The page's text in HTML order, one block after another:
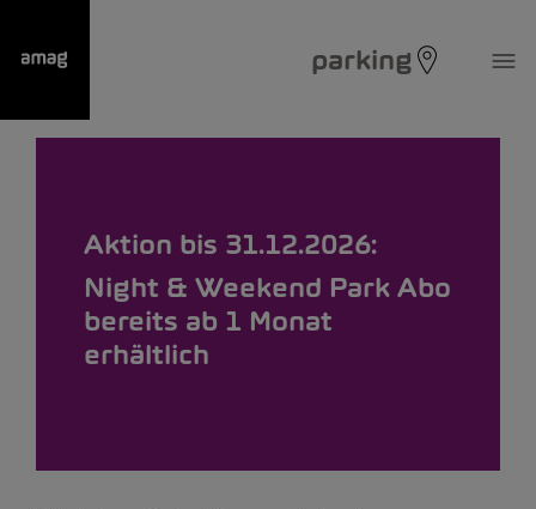
parking
Aktion bis 31.12.2026:
Night & Weekend Park Abo
bereits ab 1 Monat
erhältlich